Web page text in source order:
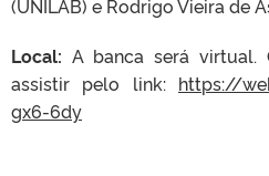
(UNILAB) e Rodrigo Vieira de
Local: A banca será virtual.
assistir pelo link: https://
gx6-6dy